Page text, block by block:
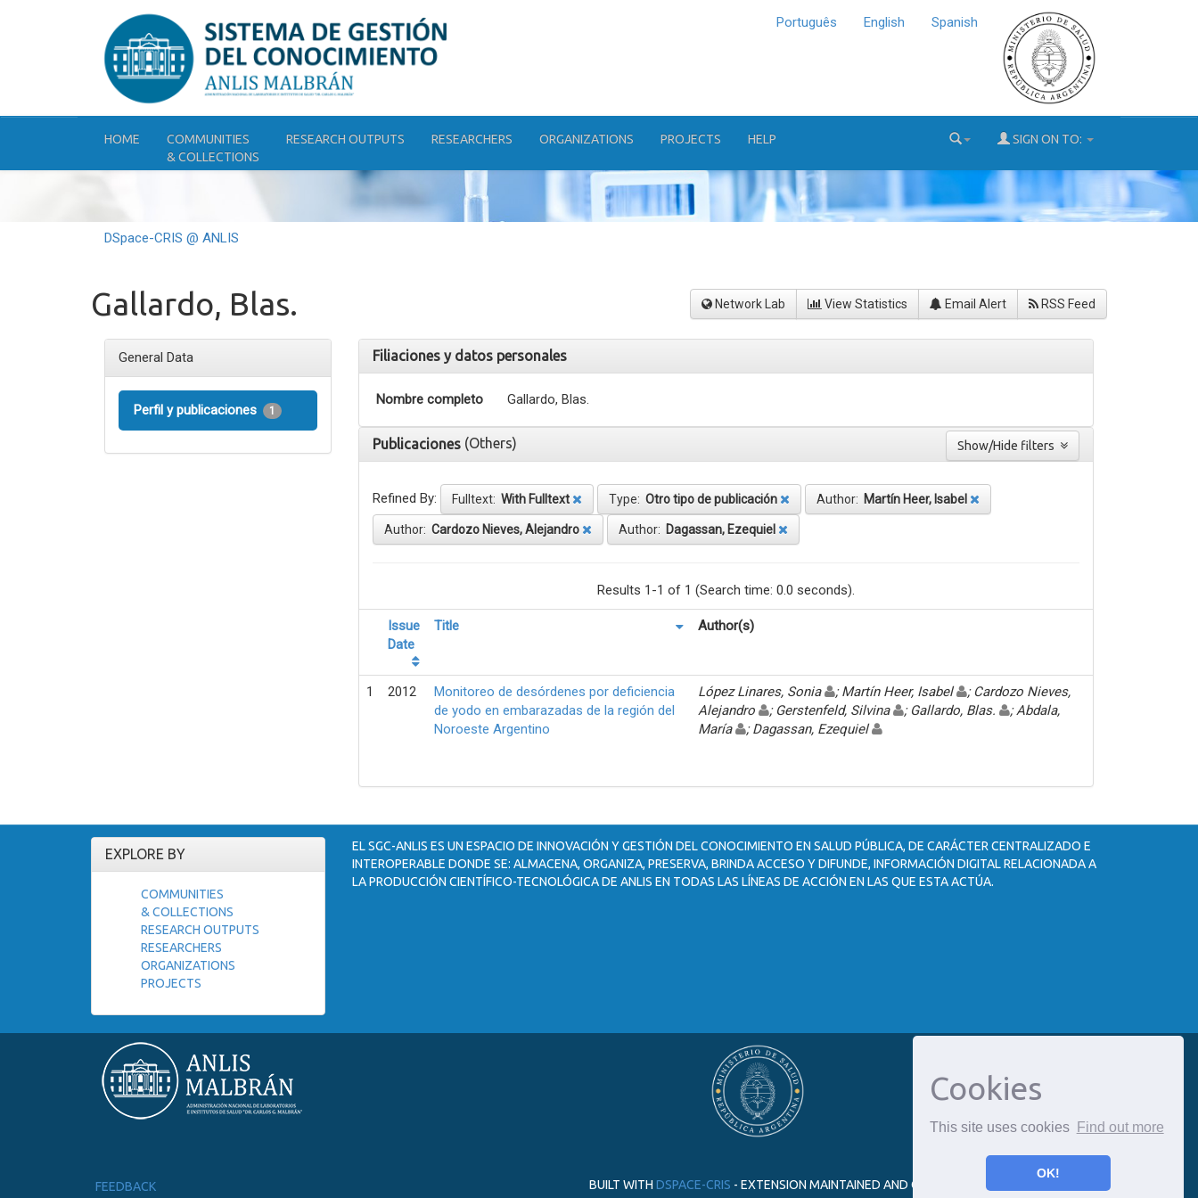
Cookies
This site uses cookies Find out more
OK!
Português English Spanish
HOME
COMMUNITIES
& COLLECTIONS
RESEARCH OUTPUTS RESEARCHERS ORGANIZATIONS PROJECTS HELP SIGN ON TO:
DSpace-CRIS @ ANLIS
Gallardo, Blas. Network Lab View Statistics Email Alert RSS Feed
General Data
Perfil y publicaciones 1
Filiaciones y datos personales
Nombre completo Gallardo, Blas.
Publicaciones (Others)
Refined By: Fulltext: With Fulltext Type: Otro tipo de publicación Author: Martín Heer, Isabel
Author: Cardozo Nieves, Alejandro Author: Dagassan, Ezequiel
Results 1-1 of 1 (Search time: 0.0 seconds).
Issue
Date
Title Author(s)
1 2012
Monitoreo de desórdenes por deficiencia
de yodo en embarazadas de la región del
Noroeste Argentino
López Linares, Sonia ; Martín Heer, Isabel
; Cardozo Nieves,
Alejandro
; Gerstenfeld, Silvina ; Gallardo, Blas.
; Abdala,
María
; Dagassan, Ezequiel
EXPLORE BY
COMMUNITIES
& COLLECTIONS
RESEARCH OUTPUTS
RESEARCHERS
ORGANIZATIONS
PROJECTS
EL SGC-ANLIS ES UN ESPACIO DE INNOVACIÓN Y GESTIÓN DEL CONOCIMIENTO EN SALUD PÚBLICA, DE CARÁCTER CENTRALIZADO E
INTEROPERABLE DONDE SE: ALMACENA, ORGANIZA, PRESERVA, BRINDA ACCESO Y DIFUNDE, INFORMACIÓN DIGITAL RELACIONADA A
LA PRODUCCIÓN CIENTÍFICO-TECNOLÓGICA DE ANLIS EN TODAS LAS LÍNEAS DE ACCIÓN EN LAS QUE ESTA ACTÚA.
FEEDBACK BUILT WITH DSPACE-CRIS - EXTENSION MAINTAINED AND OPTIMIZED BY